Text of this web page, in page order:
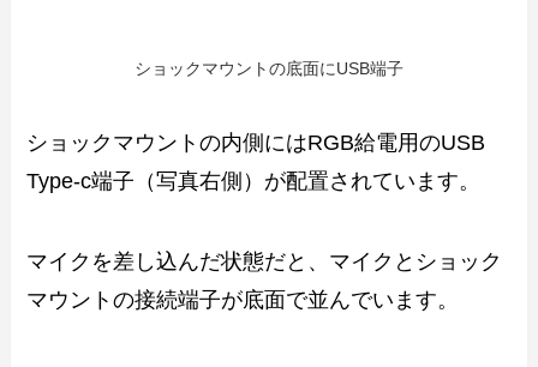
ショックマウントの底面にUSB端子
ショックマウントの内側にはRGB給電用のUSB
Type-c端子（写真右側）が配置されています。
マイクを差し込んだ状態だと、マイクとショック
マウントの接続端子が底面で並んでいます。